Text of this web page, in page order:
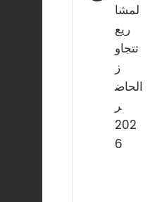
لمشا
ريع
تتجاو
ز
الحاض
ر
202
6